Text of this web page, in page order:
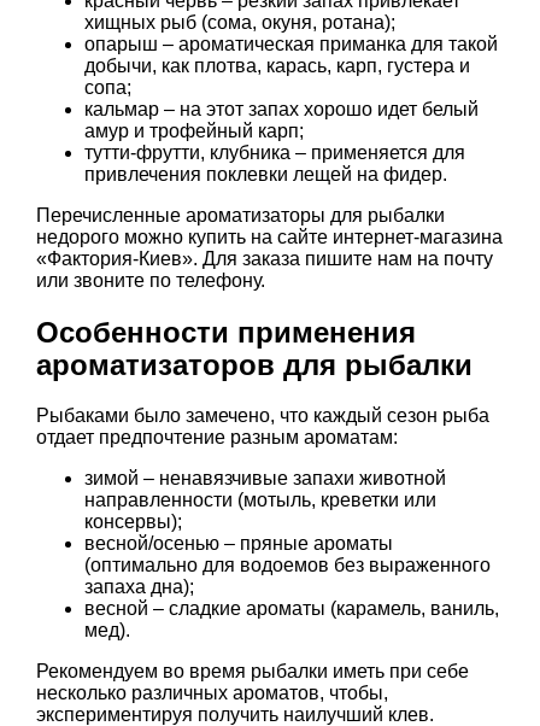
хищных рыб (сома, окуня, ротана);
опарыш – ароматическая приманка для такой
добычи, как плотва, карась, карп, густера и
сопа;
кальмар – на этот запах хорошо идет белый
амур и трофейный карп;
тутти-фрутти, клубника – применяется для
привлечения поклевки лещей на фидер.
Перечисленные ароматизаторы для рыбалки
недорого можно купить на сайте интернет-магазина
«Фактория-Киев». Для заказа пишите нам на почту
или звоните по телефону.
Особенности применения
ароматизаторов для рыбалки
Рыбаками было замечено, что каждый сезон рыба
отдает предпочтение разным ароматам:
зимой – ненавязчивые запахи животной
направленности (мотыль, креветки или
консервы);
весной/осенью – пряные ароматы
(оптимально для водоемов без выраженного
запаха дна);
весной – сладкие ароматы (карамель, ваниль,
мед).
Рекомендуем во время рыбалки иметь при себе
несколько различных ароматов, чтобы,
экспериментируя получить наилучший клев.